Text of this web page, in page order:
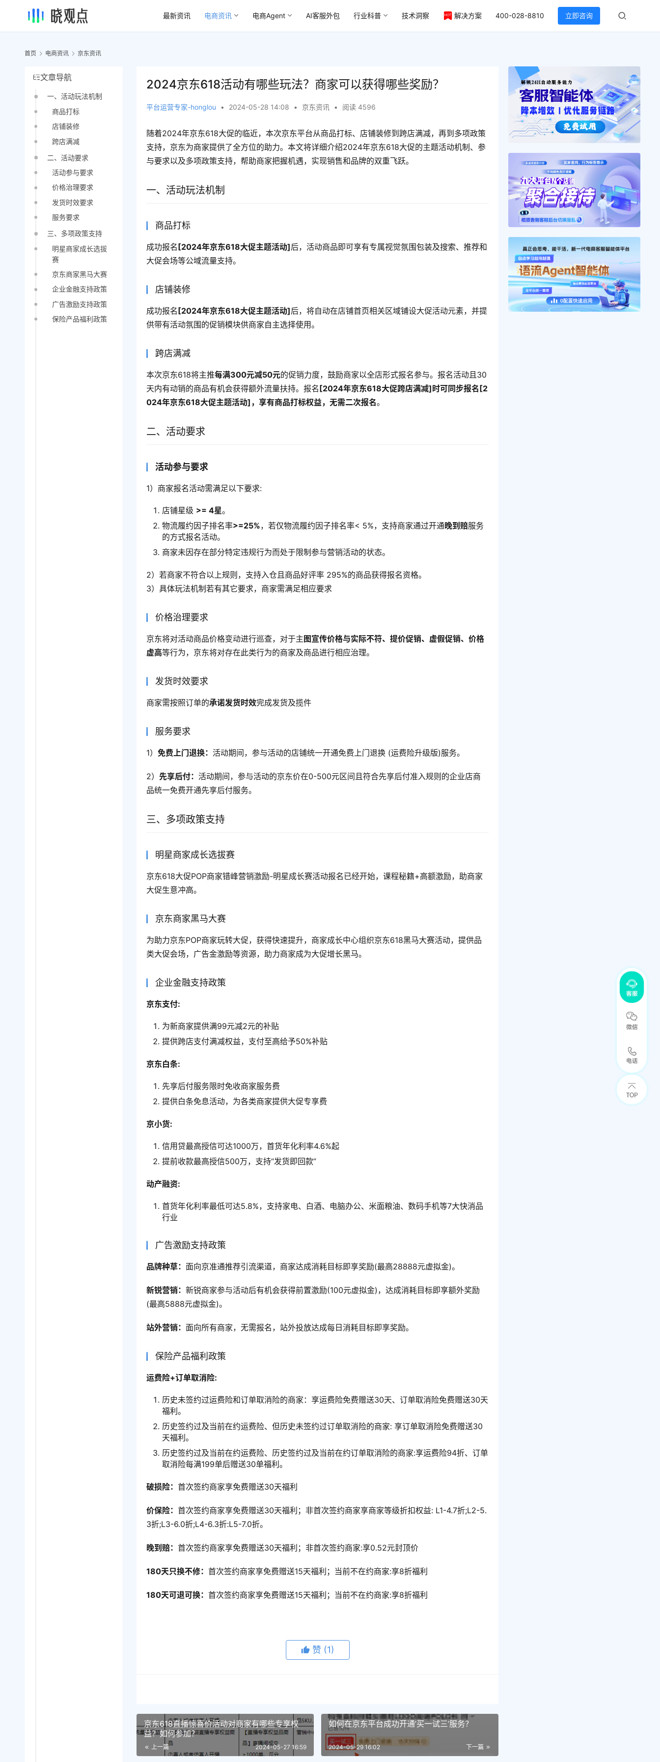
最新资讯 电商资讯 电商Agent AI客服外包 行业科普 技术洞察 解决方案 400-028-8810 立即咨询
首页 电商资讯 京东资讯
文章导航
一、活动玩法机制
商品打标
店铺装修
跨店满减
二、活动要求
活动参与要求
价格治理要求
发货时效要求
服务要求
三、多项政策支持
明星商家成长选拔
赛
京东商家黑马大赛
企业金融支持政策
广告激励支持政策
保险产品福利政策
2024京东618活动有哪些玩法？商家可以获得哪些奖励？
平台运营专家-honglou • 2024-05-28 14:08 • 京东资讯 • 阅读 4596
随着2024年京东618大促的临近，本次京东平台从商品打标、店铺装修到跨店满减，再到多项政策
支持，京东为商家提供了全方位的助力。本文将详细介绍2024年京东618大促的主题活动机制、参
与要求以及多项政策支持，帮助商家把握机遇，实现销售和品牌的双重飞跃。
一、活动玩法机制
商品打标
成功报名 [2024年京东618大促主题活动]后，活动商品即可享有专属视觉氛围包装及搜索、推荐和
大促会场等公域流量支持。
店铺装修
成功报名 [2024年京东618大促主题活动]后，将自动在店铺首页相关区域铺设大促活动元素，并提
供带有活动氛围的促销模块供商家自主选择使用。
跨店满减
本次京东618将主推每满300元减50元的促销力度，鼓励商家以全店形式报名参与。报名活动且30
天内有动销的商品有机会获得额外流量扶持。报名 [2024年京东618大促跨店满减]时可同步报名[2
024年京东618大促主题活动]，享有商品打标权益，无需二次报名。
二、活动要求
活动参与要求
1）商家报名活动需满足以下要求:
店铺星级 >= 4星。
物流履约因子排名率>=25%，若仅物流履约因子排名率< 5%，支持商家通过开通晚到赔服务
的方式报名活动。
商家未因存在部分特定违规行为而处于限制参与营销活动的状态。
2）若商家不符合以上规则，支持入仓且商品好评率 295%的商品获得报名资格。
3）具体玩法机制若有其它要求，商家需满足相应要求
价格治理要求
京东将对活动商品价格变动进行巡查，对于主 图宣传价格与实际不符、提价促销、虚假促销、价格
虚高等行为，京东将对存在此类行为的商家及商品进行相应治理。
发货时效要求
商家需按照订单的承诺发货时效完成发货及揽件
服务要求
1）免费上门退换：活动期间，参与活动的店铺统一开通免费上门退换 (运费险升级版)服务。
2）先享后付：活动期间，参与活动的京东价在0-500元区间且符合先享后付准入规则的企业店商
品统一免费开通先享后付服务。
三、多项政策支持
明星商家成长选拔赛
京东618大促POP商家错峰营销激励-明星成长赛活动报名已经开始，课程秘籍+高额激励，助商家
大促生意冲高。
京东商家黑马大赛
为助力京东POP商家玩转大促，获得快速提升，商家成长中心组织京东618黑马大赛活动，提供品
类大促会场，广告金激励等资源，助力商家成为大促增长黑马。
企业金融支持政策
京东支付:
为新商家提供满99元减2元的补贴
提供跨店支付满减权益，支付至高给予50%补贴
京东白条:
先享后付服务限时免收商家服务费
提供白条免息活动，为各类商家提供大促专享费
京小货:
信用贷最高授信可达1000万，首货年化利率4.6%起
提前收款最高授信500万，支持“发货即回款”
动产融资:
首货年化利率最低可达5.8%，支持家电、白酒、电脑办公、米面粮油、数码手机等7大快消品
行业
广告激励支持政策
品牌种草： 面向京准通推荐引流渠道，商家达成消耗目标即享奖励(最高28888元虚拟金)。
新锐营销：新锐商家参与活动后有机会获得前置激励(100元虚拟金)，达成消耗目标即享额外奖励
(最高5888元虚拟金)。
站外营销： 面向所有商家，无需报名，站外投放达成每日消耗目标即享奖励。
保险产品福利政策
运费险+订单取消险:
历史未签约过运费险和订单取消险的商家：享运费险免费赠送30天、订单取消险免费赠送30天
福利。
历史签约过及当前在约运费险、但历史未签约过订单取消险的商家: 享订单取消险免费赠送30
天福利。
历史签约过及当前在约运费险、历史签约过及当前在约订单取消险的商家:享运费险94折、订单
取消险每满199单后赠送30单福利。
破损险：首次签约商家享免费赠送30天福利
价保险：首次签约商家享免费赠送30天福利；非首次签约商家享商家等级折扣权益: L1-4.7折;L2-5.
3折;L3-6.0折;L4-6.3折:L5-7.0折。
晚到赔：首次签约商家享免费赠送30天福利；非首次签约商家:享0.52元封顶价
180天只换不修：首次签约商家享免费赠送15天福利；当前不在约商家:享8折福利
180天可退可换：首次签约商家享免费赠送15天福利；当前不在约商家:享8折福利
赞 (1)
京东618直播惊喜价活动对商家有哪些专享权
益？如何参加？
上一篇 2024-05-27 16:59
如何在京东平台成功开通’买一试三’服务？
下一篇
2024-05-29 16:02